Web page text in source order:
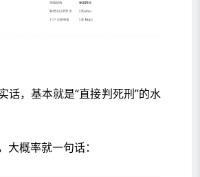
话，基本就是“直接判死刑”的水
大概率就一句话：